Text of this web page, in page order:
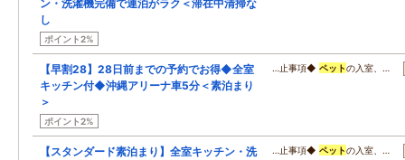
ン・洗濯機完備で連泊がラク＜滞在中清掃な
し
ポイント2%
【早割28】28日前までの予約でお得◆全室
キッチン付◆沖縄アリーナ車5分＜素泊まり
＞
ポイント2%
…止事項◆ ペットの入室、…
【スタンダード素泊まり】全室キッチン・洗
…止事項◆ ペットの入室、…